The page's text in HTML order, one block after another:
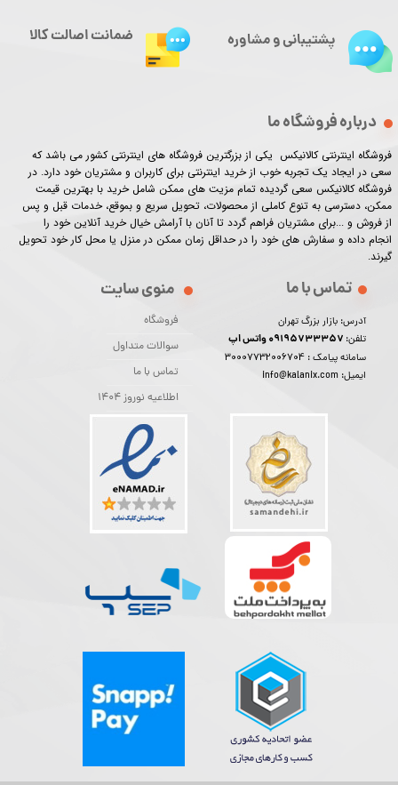
درباره فروشگاه ما
فروشگاه اینترنتی کالانیکس یکی از بزرگترین فروشگاه های اینترنتی کشور می باشد که
سعی در ایجاد یک تجربه خوب از خرید اینترنتی برای کاربران و مشتریان خود دارد. در
فروشگاه کالانیکس سعی گردیده تمام مزیت های ممکن شامل خرید با بهترین قیمت
ممکن، دسترسی به تنوع کاملی از محصولات، تحویل سریع و بموقع، خدمات قبل و پس
از فروش و ...برای مشتریان فراهم گردد تا آنان با آرامش خیال خرید آنلاین خود را
انجام داده و سفارش های خود را در حداقل زمان ممکن در منزل یا محل کار خود تحویل
گیرند.​​​​​​​
منوی سایت
فروشگاه
سوالات متداول
تماس با ما
اطلاعیه نوروز 1404
تماس با ما
آدرس: بازار بزرگ تهران
تلفن:
سامانه پیامک : 30007732006704
ایمیل: info@kalanix.com
پشتیبانی و مشاوره ضمانت اصالت کالا